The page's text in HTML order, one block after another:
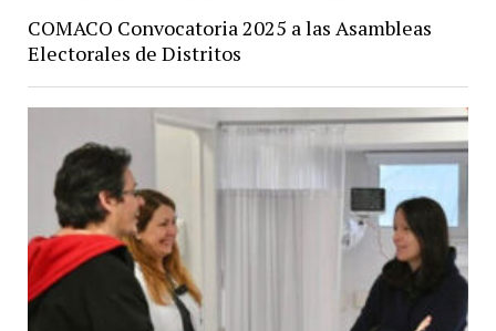
COMACO Convocatoria 2025 a las Asambleas
Electorales de Distritos